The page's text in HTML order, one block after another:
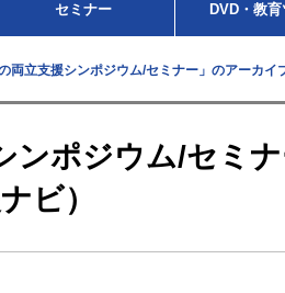
セミナー DVD・教
両立支援シンポジウム/セミナー」のアーカイ
ンポジウム/セミ
ビ）